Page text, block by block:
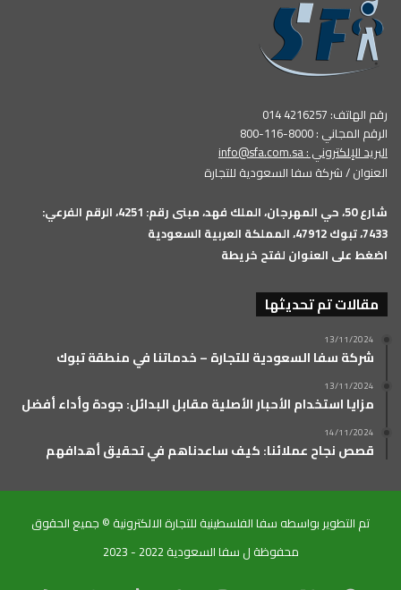
رقم الهاتف: 4216257 014
الرقم المجاني : 8000-116-800
البريد الإلكتروني :info@sfa.com.sa
العنوان / شركة سفا السعودية للتجارة
شارع 50، حي المهرجان، الملك فهد، مبنى رقم: 4251، الرقم الفرعي:
7433، تبوك 47912، المملكة العربية السعودية
اضغط على العنوان لفتح خريطة
مقالات تم تحديثها
13/11/2024
شركة سفا السعودية للتجارة – خدماتنا في منطقة تبوك
13/11/2024
مزايا استخدام الأحبار الأصلية مقابل البدائل: جودة وأداء أفضل
14/11/2024
قصص نجاح عملائنا: كيف ساعدناهم في تحقيق أهدافهم
تم التطوير بواسطه سفا الفلسطينية للتجارة الالكترونية © جميع الحقوق
محفوظة ل سفا السعودية 2022 - 2023